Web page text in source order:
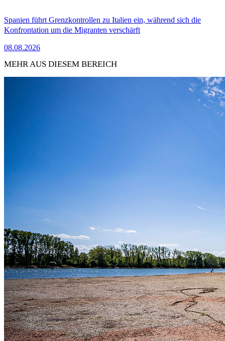
Spanien führt Grenzkontrollen zu Italien ein, während sich die
Konfrontation um die Migranten verschärft
08.08.2026
MEHR AUS DIESEM BEREICH